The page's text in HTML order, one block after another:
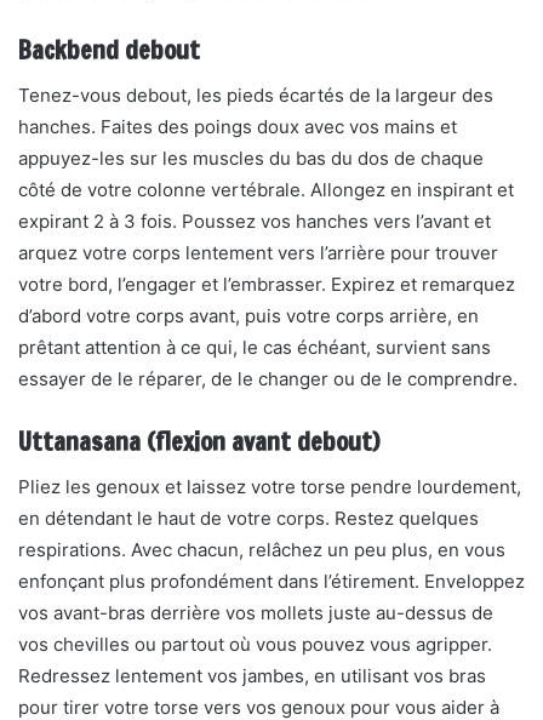
Backbend debout
Tenez-vous debout, les pieds écartés de la largeur des
hanches. Faites des poings doux avec vos mains et
appuyez-les sur les muscles du bas du dos de chaque
côté de votre colonne vertébrale. Allongez en inspirant et
expirant 2 à 3 fois. Poussez vos hanches vers l’avant et
arquez votre corps lentement vers l’arrière pour trouver
votre bord, l’engager et l’embrasser. Expirez et remarquez
d’abord votre corps avant, puis votre corps arrière, en
prêtant attention à ce qui, le cas échéant, survient sans
essayer de le réparer, de le changer ou de le comprendre.
Uttanasana (flexion avant debout)
Pliez les genoux et laissez votre torse pendre lourdement,
en détendant le haut de votre corps. Restez quelques
respirations. Avec chacun, relâchez un peu plus, en vous
enfonçant plus profondément dans l’étirement. Enveloppez
vos avant-bras derrière vos mollets juste au-dessus de
vos chevilles ou partout où vous pouvez vous agripper.
Redressez lentement vos jambes, en utilisant vos bras
pour tirer votre torse vers vos genoux pour vous aider à